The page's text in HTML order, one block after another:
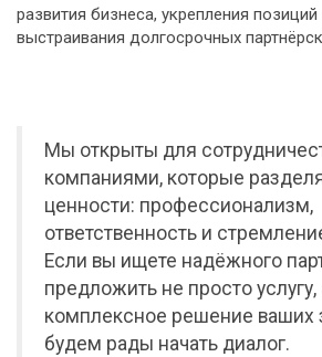
развития бизнеса, укрепления
выстраивания долгосрочных
Мы открыты для
компаниями, которые
ценности: профессионализм,
ответственность и
Если вы ищете надёжного
предложить не просто услугу,
комплексное решение ваших
будем рады начать диалог.